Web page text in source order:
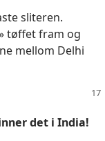
sliteren.
tøffet fram og
mellom Delhi
det i India!